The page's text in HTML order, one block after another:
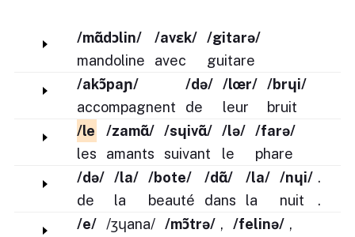
/mɑ̃dɔlin/
mandoline
/avɛk/
avec
/gitarə/
guitare
/akɔ̃paɲ/
accompagnent
/də/
de
/lœr/
leur
/brɥi/
bruit
/le
les
/zamɑ̃/
amants
/sɥivɑ̃/
suivant
/lə/
le
/farə/
phare
/də/
de
/la/
la
/bote/
beauté
/dɑ̃/
dans
/la/
la
/nɥi/
nuit
.
.
/e/ /ʒɥana/ /mɔ̃trə/ ,
/felinə/ ,